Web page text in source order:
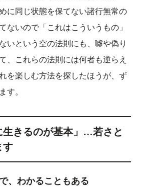
に同じ状態を保てない諸行無常の
ないので「これはこういうもの」
いという空の法則にも、噓や偽り
、これらの法則には何者も逆らえ
を楽しむ方法を探したほうが、ず
す。
生きるのが基本」…若さと
す
、わかることもある